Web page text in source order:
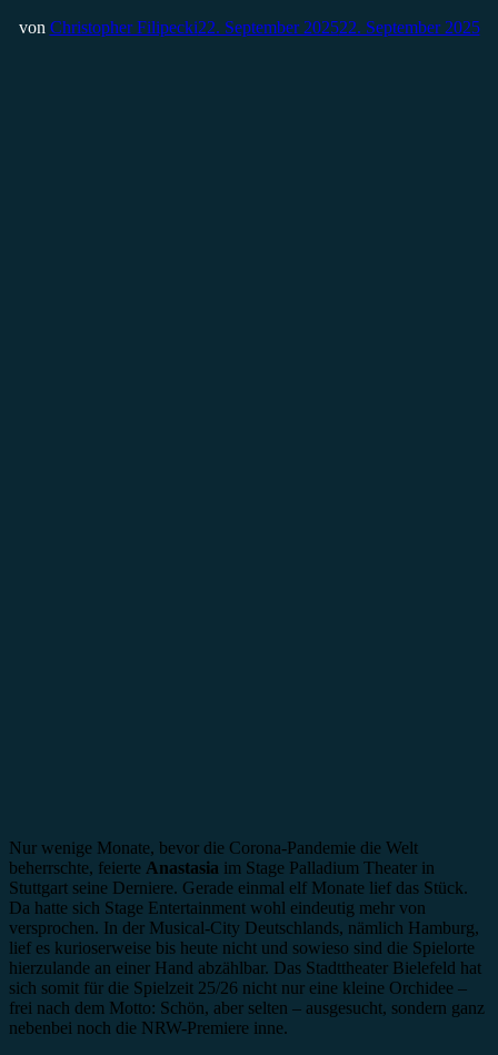
von Christopher Filipecki22. September 202522. September 2025
Nur wenige Monate, bevor die Corona-Pandemie die Welt
beherrschte, feierte Anastasia im Stage Palladium Theater in
Stuttgart seine Derniere. Gerade einmal elf Monate lief das Stück.
Da hatte sich Stage Entertainment wohl eindeutig mehr von
versprochen. In der Musical-City Deutschlands, nämlich Hamburg,
lief es kurioserweise bis heute nicht und sowieso sind die Spielorte
hierzulande an einer Hand abzählbar. Das Stadttheater Bielefeld hat
sich somit für die Spielzeit 25/26 nicht nur eine kleine Orchidee –
frei nach dem Motto: Schön, aber selten – ausgesucht, sondern ganz
nebenbei noch die NRW-Premiere inne.